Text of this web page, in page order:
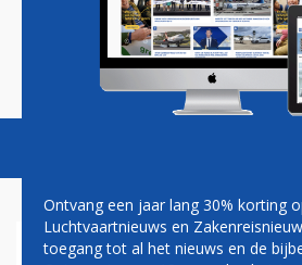
Magazine Podcasts
Ontvang een jaar lang 30% korting
Luchtvaartnieuws en
toegang tot al het nieuws en de